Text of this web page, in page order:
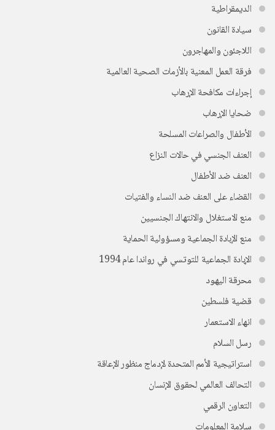
الديمقراطية
سيادة القانون
اللاجئون والمهاجرون
فرقة العمل المعنية بالأزمات الصحية العالمية
إجراءات مكافحة الإرهاب
ضحايا الإرهاب
الأطفال والصراعات المسلحة
العنف الجنسي في حالات النزاع
العنف ضد الأطفال
القضاء على العنف ضد النساء والفتيات
منع الاستغلال والانتهاك الجنسيين
منع الإبادة الجماعية ومسؤولية الحماية
الإبادة الجماعية للتوتسي في رواندا عام 1994
محرقة اليهود
قضية فلسطين
انهاء الاستعمار
رسل السلام
استراتيجية الأمم المتحدة لإدماج منظور الإعاقة
التحالف العالمي لحقوق الإنسان
التعاون الرقمي